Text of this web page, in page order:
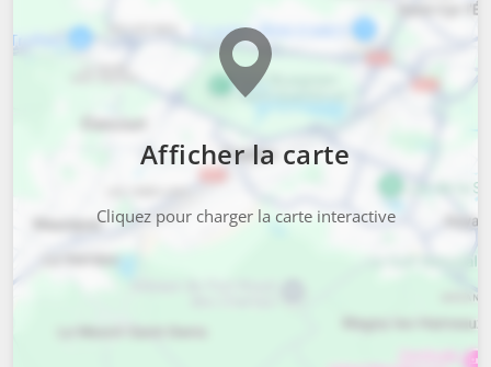
Afficher la carte
Cliquez pour charger la carte interactive